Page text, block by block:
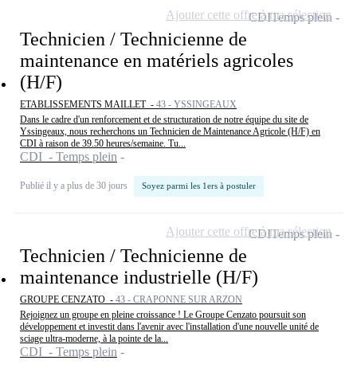
Technicien / Technicienne de
maintenance en matériels agricoles
(H/F)
ETABLISSEMENTS MAILLET - 43 - YSSINGEAUX
Dans le cadre d'un renforcement et de structuration de notre équipe du site de
Yssingeaux, nous recherchons un Technicien de Maintenance Agricole (H/F) en
CDI à raison de 39.50 heures/semaine. Tu...
CDI - Temps plein
Publié il y a plus de 30 jours Soyez parmi les 1ers à postuler
CDITemps plein
Ajouter cette offre à ma sélection
Technicien / Technicienne de
maintenance industrielle (H/F)
GROUPE CENZATO - 43 - CRAPONNE SUR ARZON
Rejoignez un groupe en pleine croissance ! Le Groupe Cenzato poursuit son
développement et investit dans l'avenir avec l'installation d'une nouvelle unité de
sciage ultra-moderne, à la pointe de la...
CDI - Temps plein
CDITemps plein
Ajouter cette offre à ma sélection